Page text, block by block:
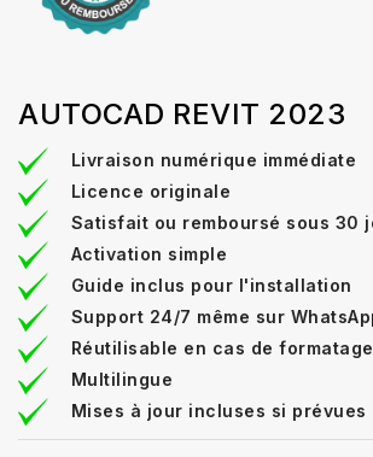
AUTOCAD REVIT 2023
Livraison numérique immédiate
Licence originale
Satisfait ou remboursé sous 30
Activation simple
Guide inclus pour l'installation
Support 24/7 même sur
Réutilisable en cas de formatage
Multilingue
Mises à jour incluses si prévues